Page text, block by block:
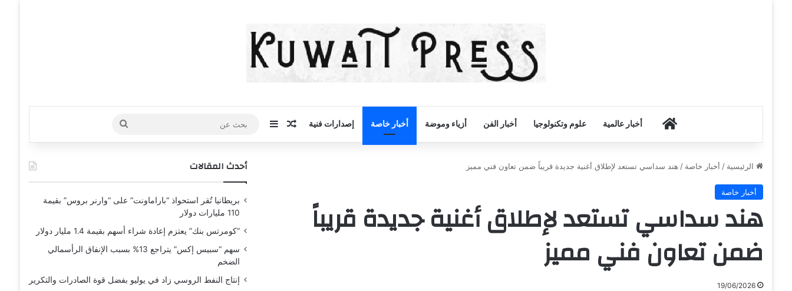
أخبار الكويت
أخبار عالمية علوم وتكنولوجيا أخبار الفن أزياء وموضة أخبار خاصة إصدارات فنية مقال عشوائي
إضافة عمود جانبي
بحث
عن
الرئيسية / أخبار خاصة / هند سداسي تستعد لإطلاق أغنية جديدة قريباً ضمن تعاون فني مميز
أخبار خاصة
هند سداسي تستعد لإطلاق أغنية جديدة قريباً
ضمن تعاون فني مميز
19/06/2026
أحدث المقالات
بريطانيا تُقر استحواذ “باراماونت” على “وارنر بروس” بقيمة
110 مليارات دولار
“كومرتس بنك” يعتزم إعادة شراء أسهم بقيمة 1.4 مليار دولار
سهم “سبيس إكس” يتراجع 13% بسبب الإنفاق الرأسمالي
الضخم
إنتاج النفط الروسي زاد في يوليو بفضل قوة الصادرات والتكرير